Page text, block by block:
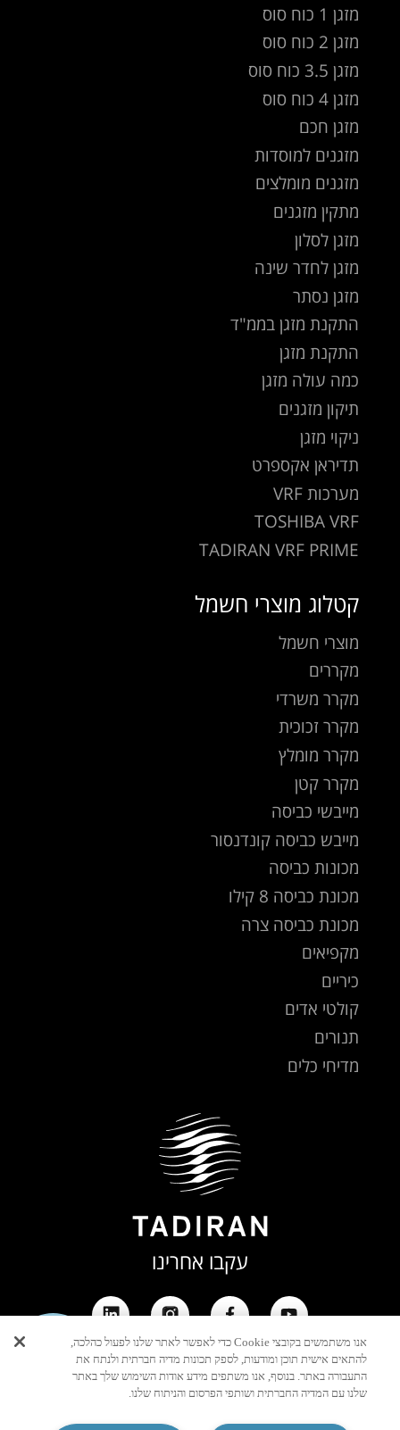
מזגן 1 כוח סוס
מזגן 2 כוח סוס
מזגן 3.5 כוח סוס
מזגן 4 כוח סוס
מזגן חכם
מזגנים למוסדות
מזגנים מומלצים
מתקין מזגנים
מזגן לסלון
מזגן לחדר שינה
מזגן נסתר
התקנת מזגן בממ"ד
התקנת מזגן
כמה עולה מזגן
תיקון מזגנים
ניקוי מזגן
תדיראן אקספרט
מערכות VRF
TOSHIBA VRF
TADIRAN VRF PRIME
קטלוג מוצרי חשמל
מוצרי חשמל
מקררים
מקרר משרדי
מקרר זכוכית
מקרר מומלץ
מקרר קטן
מייבשי כביסה
מייבש כביסה קונדנסור
מכונות כביסה
מכונת כביסה 8 קילו
מכונת כביסה צרה
מקפיאים
כיריים
קולטי אדים
תנורים
מדיחי כלים
עקבו אחרינו
אנו משתמשים בקובצי Cookie כדי לאפשר לאתר שלנו לפעול כהלכה,
להתאים אישית תוכן ומודעות, לספק תכונות מדיה חברתית ולנתח את
התעבורה באתר. בנוסף, אנו משתפים מידע אודות השימוש שלך באתר
שלנו עם המדיה החברתית ושותפי הפרסום והניתוח שלנו.